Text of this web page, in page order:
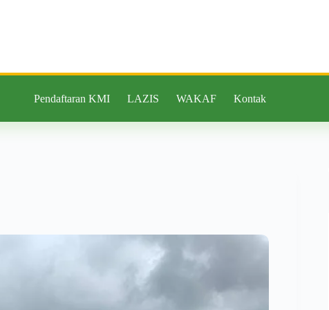
Pendaftaran KMI LAZIS WAKAF Kontak